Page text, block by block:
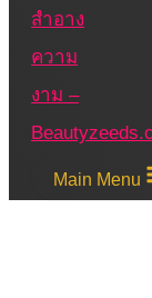
Main Menu